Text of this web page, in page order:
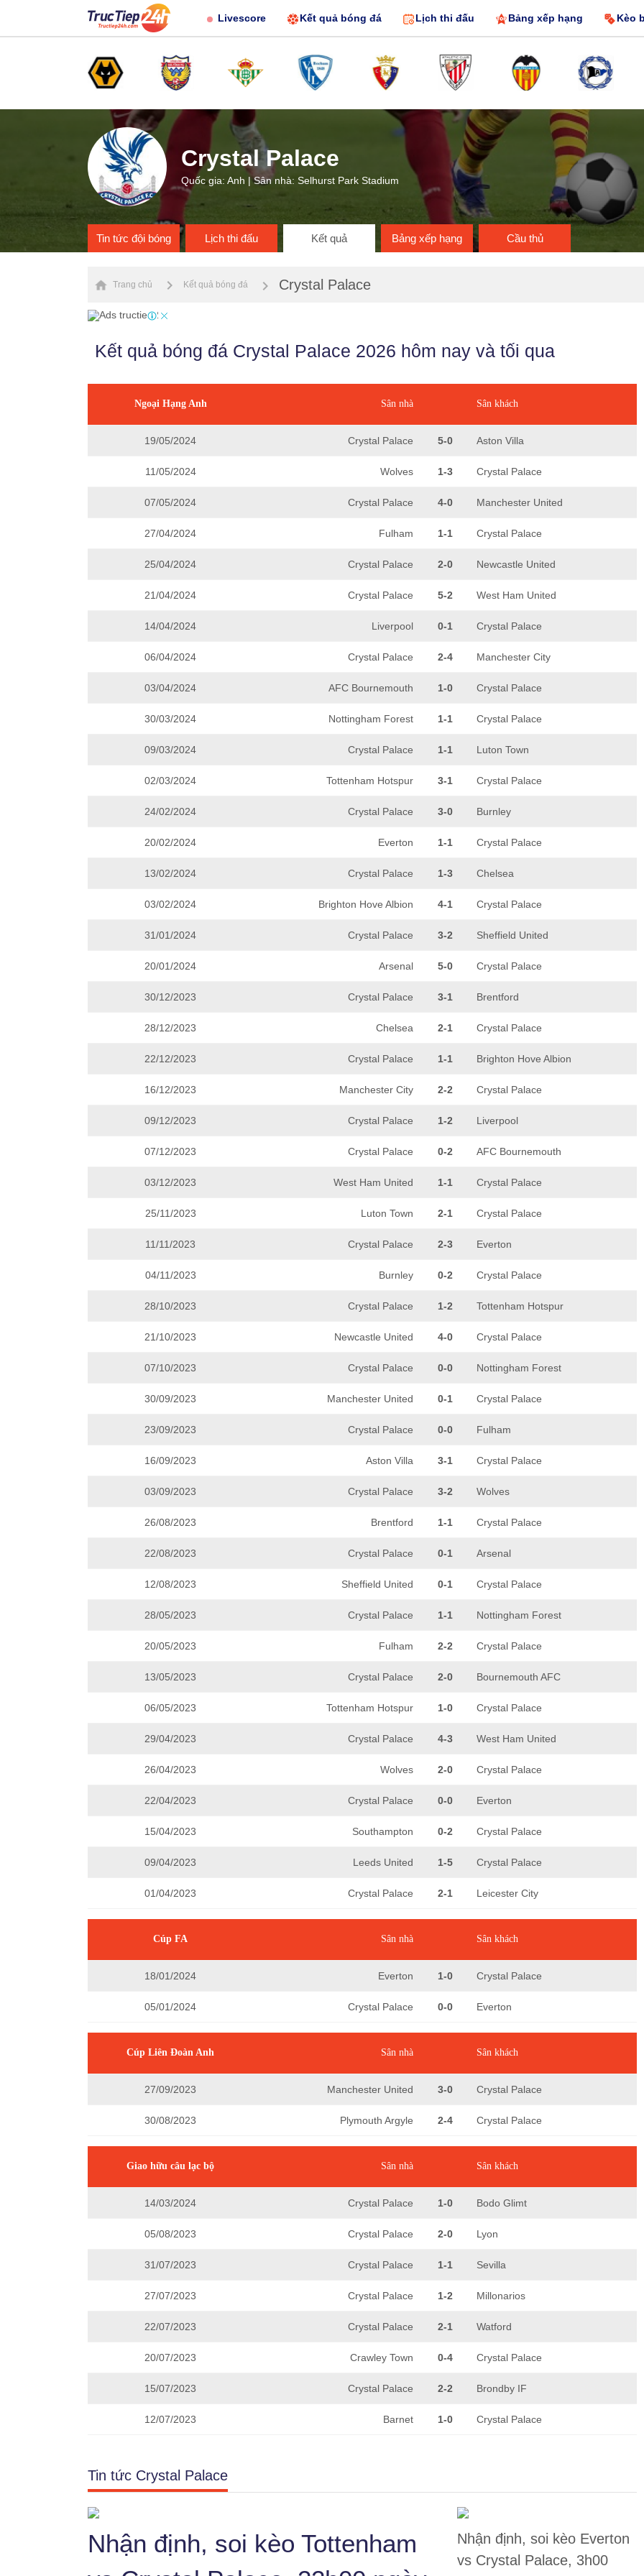
Livescore Kết quả bóng đá Lịch thi đấu Bảng xếp hạng Kèo
Crystal Palace
Quốc gia: Anh | Sân nhà: Selhurst Park Stadium
Tin tức đội bóng Lịch thi đấu Kết quả Bảng xếp hạng Cầu thủ
Trang chủ Kết quả bóng đá Crystal Palace
Kết quả bóng đá Crystal Palace 2026 hôm nay và tối qua
Ngoại Hạng Anh Sân nhà Sân khách
19/05/2024 Crystal Palace 5-0 Aston Villa
11/05/2024 Wolves 1-3 Crystal Palace
07/05/2024 Crystal Palace 4-0 Manchester United
27/04/2024 Fulham 1-1 Crystal Palace
25/04/2024 Crystal Palace 2-0 Newcastle United
21/04/2024 Crystal Palace 5-2 West Ham United
14/04/2024 Liverpool 0-1 Crystal Palace
06/04/2024 Crystal Palace 2-4 Manchester City
03/04/2024 AFC Bournemouth 1-0 Crystal Palace
30/03/2024 Nottingham Forest 1-1 Crystal Palace
09/03/2024 Crystal Palace 1-1 Luton Town
02/03/2024 Tottenham Hotspur 3-1 Crystal Palace
24/02/2024 Crystal Palace 3-0 Burnley
20/02/2024 Everton 1-1 Crystal Palace
13/02/2024 Crystal Palace 1-3 Chelsea
03/02/2024 Brighton Hove Albion 4-1 Crystal Palace
31/01/2024 Crystal Palace 3-2 Sheffield United
20/01/2024 Arsenal 5-0 Crystal Palace
30/12/2023 Crystal Palace 3-1 Brentford
28/12/2023 Chelsea 2-1 Crystal Palace
22/12/2023 Crystal Palace 1-1 Brighton Hove Albion
16/12/2023 Manchester City 2-2 Crystal Palace
09/12/2023 Crystal Palace 1-2 Liverpool
07/12/2023 Crystal Palace 0-2 AFC Bournemouth
03/12/2023 West Ham United 1-1 Crystal Palace
25/11/2023 Luton Town 2-1 Crystal Palace
11/11/2023 Crystal Palace 2-3 Everton
04/11/2023 Burnley 0-2 Crystal Palace
28/10/2023 Crystal Palace 1-2 Tottenham Hotspur
21/10/2023 Newcastle United 4-0 Crystal Palace
07/10/2023 Crystal Palace 0-0 Nottingham Forest
30/09/2023 Manchester United 0-1 Crystal Palace
23/09/2023 Crystal Palace 0-0 Fulham
16/09/2023 Aston Villa 3-1 Crystal Palace
03/09/2023 Crystal Palace 3-2 Wolves
26/08/2023 Brentford 1-1 Crystal Palace
22/08/2023 Crystal Palace 0-1 Arsenal
12/08/2023 Sheffield United 0-1 Crystal Palace
28/05/2023 Crystal Palace 1-1 Nottingham Forest
20/05/2023 Fulham 2-2 Crystal Palace
13/05/2023 Crystal Palace 2-0 Bournemouth AFC
06/05/2023 Tottenham Hotspur 1-0 Crystal Palace
29/04/2023 Crystal Palace 4-3 West Ham United
26/04/2023 Wolves 2-0 Crystal Palace
22/04/2023 Crystal Palace 0-0 Everton
15/04/2023 Southampton 0-2 Crystal Palace
09/04/2023 Leeds United 1-5 Crystal Palace
01/04/2023 Crystal Palace 2-1 Leicester City
Cúp FA Sân nhà Sân khách
18/01/2024 Everton 1-0 Crystal Palace
05/01/2024 Crystal Palace 0-0 Everton
Cúp Liên Đoàn Anh Sân nhà Sân khách
27/09/2023 Manchester United 3-0 Crystal Palace
30/08/2023 Plymouth Argyle 2-4 Crystal Palace
Giao hữu câu lạc bộ Sân nhà Sân khách
14/03/2024 Crystal Palace 1-0 Bodo Glimt
05/08/2023 Crystal Palace 2-0 Lyon
31/07/2023 Crystal Palace 1-1 Sevilla
27/07/2023 Crystal Palace 1-2 Millonarios
22/07/2023 Crystal Palace 2-1 Watford
20/07/2023 Crawley Town 0-4 Crystal Palace
15/07/2023 Crystal Palace 2-2 Brondby IF
12/07/2023 Barnet 1-0 Crystal Palace
Tin tức Crystal Palace
Nhận định, soi kèo Tottenham
Nhận định, soi kèo Everton
vs Crystal Palace, 3h00